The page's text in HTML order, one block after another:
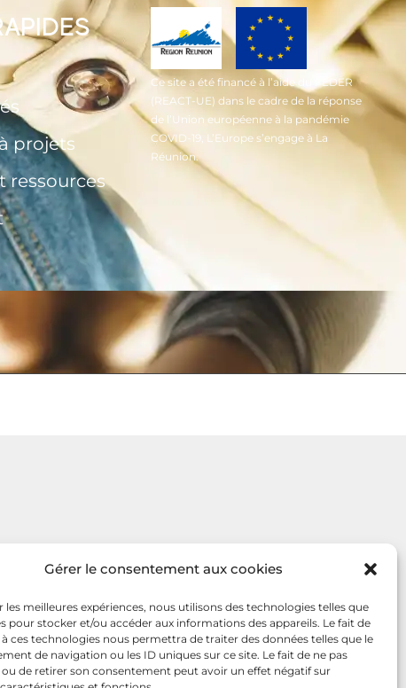
Gérer le consentement aux cookies
les meilleures expériences, nous utilisons des technologies telles que
pour stocker et/ou accéder aux informations des appareils. Le fait de
ces technologies nous permettra de traiter des données telles que le
de navigation ou les ID uniques sur ce site. Le fait de ne pas
de retirer son consentement peut avoir un effet négatif sur
projets
ressources
Ce site a été financé à l’aide du FEDER
(REACT-UE) dans le cadre de la réponse
de l’Union européenne à la pandémie
COVID-19, L’Europe s’engage à La
Réunion.